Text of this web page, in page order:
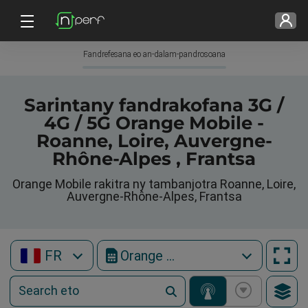
Fandrefesana eo an-dalam-pandrosoana
Sarintany fandrakofana 3G /
4G / 5G Orange Mobile -
Roanne, Loire, Auvergne-
Rhône-Alpes , Frantsa
Orange Mobile rakitra ny tambanjotra Roanne, Loire,
Auvergne-Rhône-Alpes, Frantsa
FR Orange Mobile